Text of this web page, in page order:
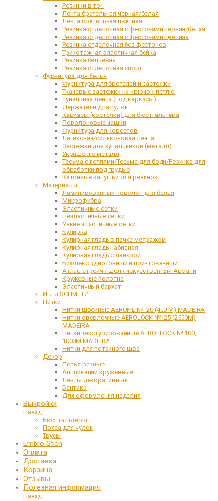
Резинки в тон
Лента бретельная черная/белая
Лента бретельная цветная
Резинка отделочная с фестонами черная/белая
Резинка отделочная с фестонами цветная
Резинка отделочная без фестонов
Трикотажная эластичная бейка
Резинка бельевая
Резинка отделочная спорт
Фурнитура для белья
Фурнитура для бретелей и застежки
Тканевые застежки на крючок-петлю
Тунельная лента (под каркасы)
Держатели для чулок
Каркасы (косточки) для бюстгальтера
Поролоновые чашки
Фурнитура для корсетов
Латексная/силиконовая лента
Застежки для купальников (металл)
Украшение металл
Тесьма с петлями/Тесьма для боди/Резинка для
обработки под грудью
Катонные катушки для резинок
Материалы
Ламинированный поролон для белья
Микрофибра
Эластичные сетки
Неэластичные сетки
Узкие эластичные сетки
Кулирка
Кулирная гладь в пачке метражом
Кулирная гладь набивная
Кулирная гладь с лайкрой
Бифлекс однотонный и принтованный
Атлас-стрейч / Шелк искусственный Армани
Кружевные полотна
Эластичный бархат
Иглы SCHMETZ
Нитки
Нитки швейные AEROFIL №120 (400 М) MADEIRA
Нитки оверлочные AEROLOCK №125 (2500М)
MADEIRA
Нитки текстурированные AEROFLOCK № 100,
1000М MADEIRA
Нитки для потайного шва
Декор
Перья разные
Аппликации кружевные
Ленты декоративные
Бантики
Для оформления изделия
Выкройки
Назад
Бюстгальтеры
Пояса для чулок
Трусы
Embro Stich
Оплата
Доставка
Корзина
Отзывы
Полезная информация
Назад